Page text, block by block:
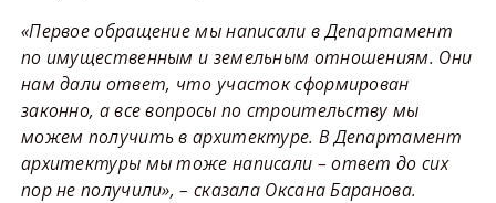
«Первое обращение мы написали в Департамент
по имущественным и земельным отношениям. Они
нам дали ответ, что участок сформирован
законно, а все вопросы по строительству мы
можем получить в архитектуре. В Департамент
архитектуры мы тоже написали – ответ до сих
пор не получили», – сказала Оксана Баранова.